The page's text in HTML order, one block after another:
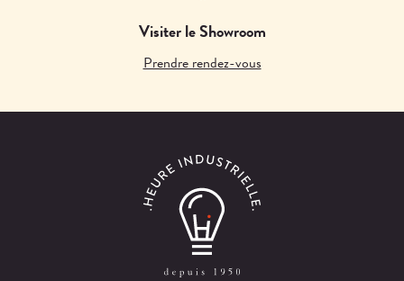
Visiter le Showroom
Prendre rendez-vous